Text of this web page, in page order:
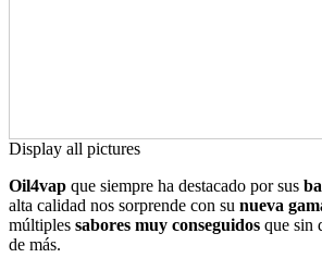
Display all pictures
Oil4vap que siempre ha destacado por sus
alta calidad nos sorprende con su nueva
múltiples sabores muy conseguidos que sin
de más.